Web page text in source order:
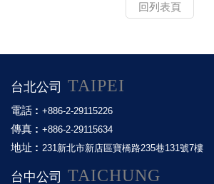
回列表頁
台北公司 TAIPEI
電話 : +886-2-29115226
傳真 : +886-2-29115634
地址 : 231新北市新店區寶橋路235巷131號7樓
台中公司 TAICHUNG